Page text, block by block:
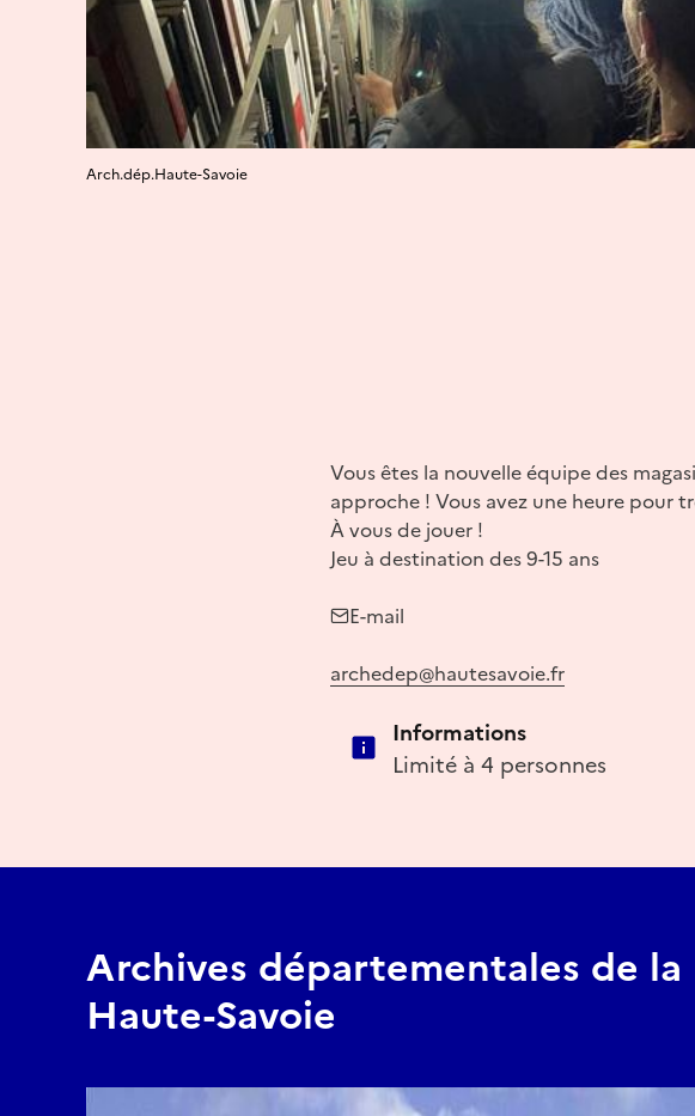
Arch.dép.Haute-Savoie
Vous êtes la nouvelle équipe des
approche ! Vous avez une heure pour
À vous de jouer !
Jeu à destination des 9-15 ans
E-mail
archedep@hautesavoie.fr
Informations
Limité à 4 personnes
Archives départementales de la
Haute-Savoie